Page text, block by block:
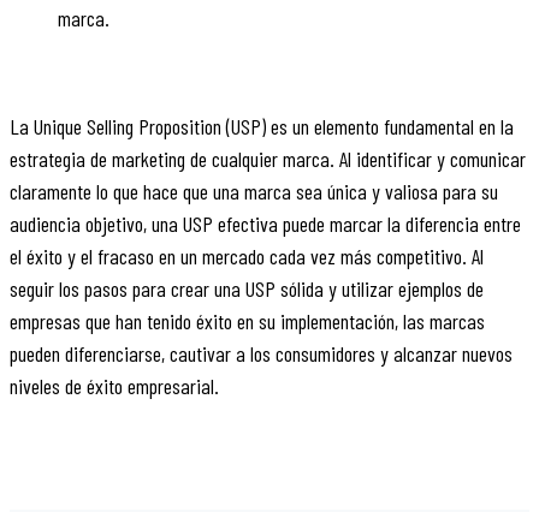
marca.
La Unique Selling Proposition (USP) es un elemento fundamental en la
estrategia de marketing de cualquier marca. Al identificar y comunicar
claramente lo que hace que una marca sea única y valiosa para su
audiencia objetivo, una USP efectiva puede marcar la diferencia entre
el éxito y el fracaso en un mercado cada vez más competitivo. Al
seguir los pasos para crear una USP sólida y utilizar ejemplos de
empresas que han tenido éxito en su implementación, las marcas
pueden diferenciarse, cautivar a los consumidores y alcanzar nuevos
niveles de éxito empresarial.